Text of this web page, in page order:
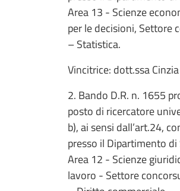
Area 13 - Scienze
per le decisioni, Settore
– Statistica.
Vincitrice: dott.ssa
2. Bando D.R. n. 1655
posto di ricercatore
b), ai sensi dall’art.24,
presso il Dipartimento di
Area 12 - Scienze
lavoro - Settore